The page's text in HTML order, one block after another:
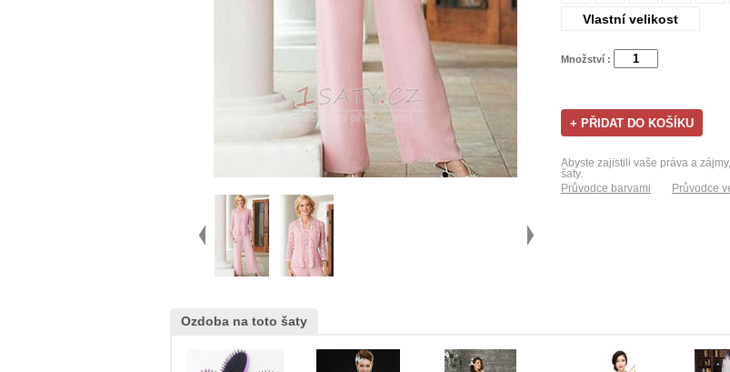
Vlastní velikost
Množství :
Abyste zajistili vaše práva a
šaty.
Průvodce barvami
Průvodce
Ozdoba na toto šaty